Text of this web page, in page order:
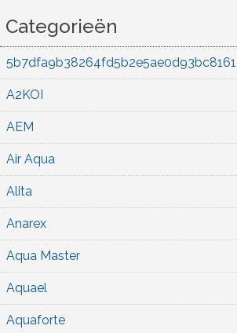
Categorieën
5b7dfa9b38264fd5b2e5ae0d93bc8161
A2KOI
AEM
Air Aqua
Alita
Anarex
Aqua Master
Aquael
Aquaforte